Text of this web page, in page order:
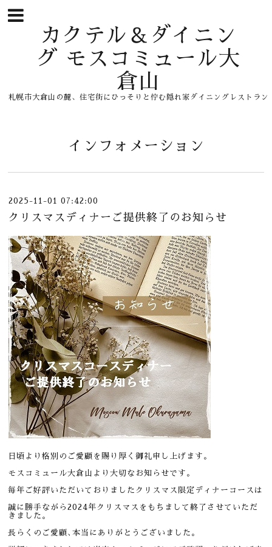
カクテル＆ダイニン
グ モスコミュール大
倉山
札幌市大倉山の麓、住宅街にひっそりと佇む隠れ家ダイニングレストラン
インフォメーション
2025-11-01 07:42:00
クリスマスディナーご提供終了のお知らせ
日頃より格別のご愛顧を賜り厚く御礼申し上げます。
モスコミュール大倉山より大切なお知らせです。
毎年ご好評いただいておりましたクリスマス限定ディナーコースは
誠に勝手ながら2024年クリスマスをもちまして終了させていただ
きました。
長らくのご愛顧､本当にありがとうございました。